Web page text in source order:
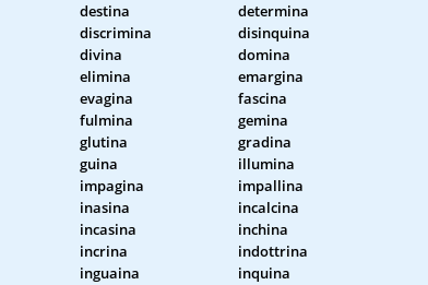
destina
determina
discrimina
disinquina
divina
domina
elimina
emargina
evagina
fascina
fulmina
gemina
glutina
gradina
guina
illumina
impagina
impallina
inasina
incalcina
incasina
inchina
incrina
indottrina
inguaina
inquina